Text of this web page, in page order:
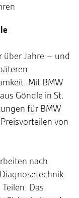
über Jahre – und
Mit BMW
Göndle in St.
für BMW
von
nach
Das